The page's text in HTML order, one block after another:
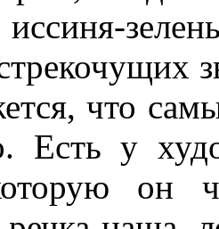
иссиня-
что
Есть у
он